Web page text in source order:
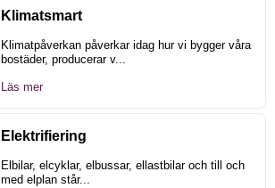
Klimatsmart
Klimatpåverkan påverkar idag hur vi bygger våra
bostäder, producerar v...
Läs mer
Elektrifiering
Elbilar, elcyklar, elbussar, ellastbilar och till och
med elplan står...